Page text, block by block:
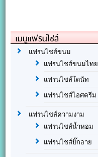
เมนูแฟรนไชส์
แฟรนไชส์ขนม
แฟรนไชส์ขนมไทย
แฟรนไชส์โดนัท
แฟรนไชส์ไอศครีม
แฟรนไชส์ความงาม
แฟรนไชส์น้ำหอม
แฟรนไชส์บิ๊กอาย